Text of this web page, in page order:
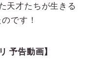
天才たちが生きる
です！
予告動画】